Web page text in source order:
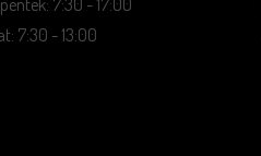
7:30 - 17:00
7:30 - 13:00